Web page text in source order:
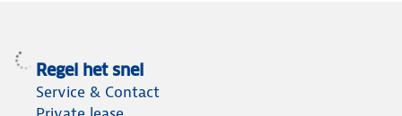
Regel het snel
Service & Contact